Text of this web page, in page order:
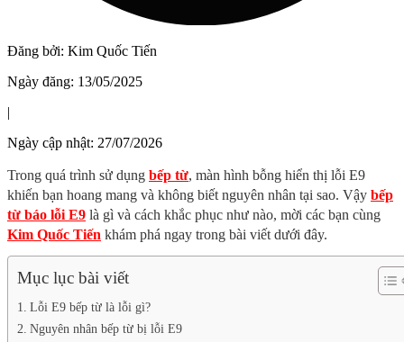
Đăng bởi: Kim Quốc Tiến
Ngày đăng: 13/05/2025
|
Ngày cập nhật: 27/07/2026
Trong quá trình sử dụng bếp từ, màn hình bỗng hiển thị lỗi E9
khiến bạn hoang mang và không biết nguyên nhân tại sao. Vậy bếp
từ báo lỗi E9 là gì và cách khắc phục như nào, mời các bạn cùng
Kim Quốc Tiến khám phá ngay trong bài viết dưới đây.
Mục lục bài viết
Lỗi E9 bếp từ là lỗi gì?
Nguyên nhân bếp từ bị lỗi E9